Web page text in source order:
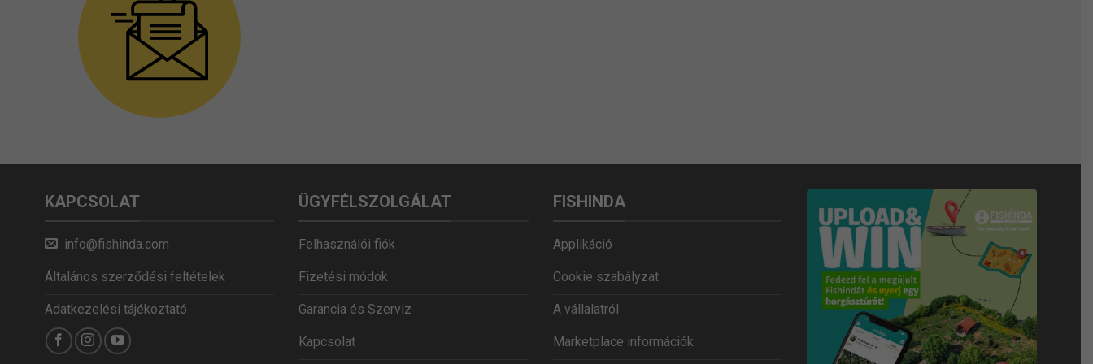
KAPCSOLAT
info@fishinda.com
Általános szerződési feltételek
Adatkezelési tájékoztató
ÜGYFÉLSZOLGÁLAT
Felhasználói fiók
Fizetési módok
Garancia és Szerviz
Kapcsolat
FISHINDA
Applikáció
Cookie szabályzat
A vállalatról
Marketplace információk